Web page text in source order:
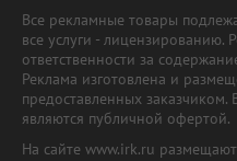
Все рекламные товары
все услуги - лицензированию.
ответственности за
Реклама изготовлена и
предоставленных
являются публичной офертой.
На сайте www.irk.ru